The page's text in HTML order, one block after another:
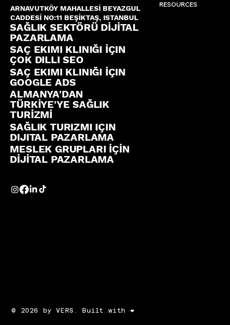
ARNAVUTKÖY MAHALLESİ BEYAZGUL
CADDESİ NO:11 BEŞİKTAŞ, ISTANBUL
SAĞLIK SEKTÖRÜ DİJİTAL
PAZARLAMA
SAÇ EKIMI KLINIĞI İÇIN
ÇOK DILLI SEO
SAÇ EKIMI KLINIĞI İÇIN
GOOGLE ADS
ALMANYA'DAN
TÜRKİYE'YE SAĞLIK
TURİZMİ
SAĞLIK TURIZMI IÇIN
DIJITAL PAZARLAMA
MESLEK GRUPLARI İÇİN
DİJİTAL PAZARLAMA
RESOURCES
© 2026 by VERS. Built with ❤️